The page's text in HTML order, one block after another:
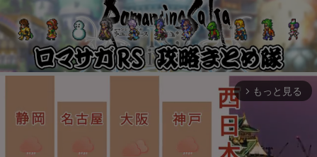
arrow_forward_ios もっと見る